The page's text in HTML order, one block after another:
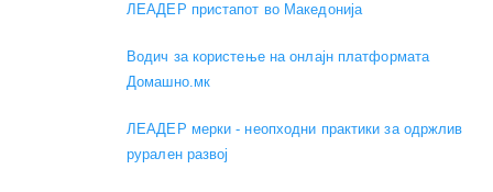
ЛЕАДЕР пристапот во Македонија
Водич за користење на онлајн платформата
Домашно.мк
ЛЕАДЕР мерки - неопходни практики за одржлив
рурален развој